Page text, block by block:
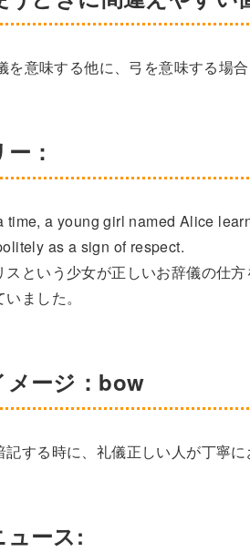
を意味する他に、弓を意味する場
：
time, a young girl named Alice
as a sign of respect.
スという少女が正しいお辞儀の仕
ました。
メージ：bow
記する時に、礼儀正しい人が丁寧
ュース: